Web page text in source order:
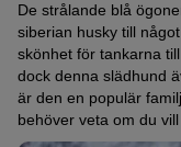
De strålande blå
siberian husky till
skönhet för tankarna
dock denna slädhund
är den en populär
behöver veta om du